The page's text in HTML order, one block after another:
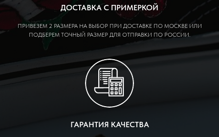
ДОСТАВКА С ПРИМЕРКОЙ
ПРИВЕЗЕМ 2 РАЗМЕРА НА ВЫБОР ПРИ ДОСТАВКЕ ПО МОСКВЕ ИЛИ
ПОДБЕРЕМ ТОЧНЫЙ РАЗМЕР ДЛЯ ОТПРАВКИ ПО РОССИИ.
ГАРАНТИЯ КАЧЕСТВА